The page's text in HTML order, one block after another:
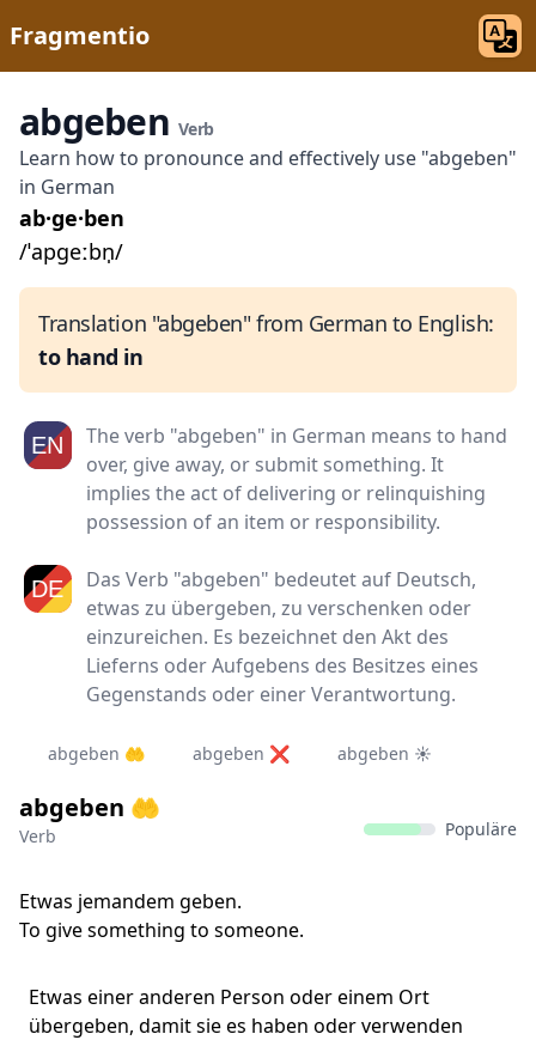
Fragmentio
abgeben Verb
Learn how to pronounce and effectively use "abgeben"
in German
ab·ge·ben
/ˈapɡeːbn̩/
Translation "abgeben" from German to English:
to hand in
The verb "abgeben" in German means to hand
over, give away, or submit something. It
implies the act of delivering or relinquishing
possession of an item or responsibility.
Das Verb "abgeben" bedeutet auf Deutsch,
etwas zu übergeben, zu verschenken oder
einzureichen. Es bezeichnet den Akt des
Lieferns oder Aufgebens des Besitzes eines
Gegenstands oder einer Verantwortung.
abgeben 🤲 abgeben ❌ abgeben ☀️
abgeben 🤲
Verb Populäre
Etwas jemandem geben.
To give something to someone.
Etwas einer anderen Person oder einem Ort
übergeben, damit sie es haben oder verwenden